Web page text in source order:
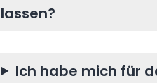
lassen?
Ich habe mich für